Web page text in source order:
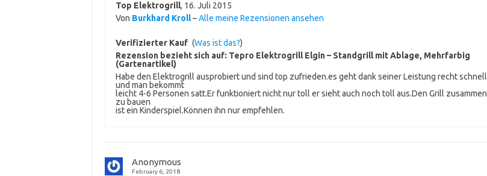
Top Elektrogrill, 16. Juli 2015
Von Burkhard Kroll–Alle meine Rezensionen ansehen
Verifizierter Kauf (Was ist das?)
Rezension bezieht sich auf: Tepro Elektrogrill Elgin – Standgrill mit Ablage, Mehrfarbig
(Gartenartikel)
Habe den Elektrogrill ausprobiert und sind top zufrieden.es geht dank seiner Leistung recht schnell
und man bekommt
leicht 4-6 Personen satt.Er funktioniert nicht nur toll er sieht auch noch toll aus.Den Grill zusammen
zu bauen
ist ein Kinderspiel.Können ihn nur empfehlen.
Anonymous
February 6, 2018